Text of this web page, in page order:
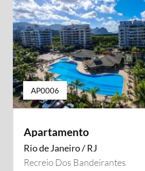
AP0006
Apartamento
Rio de Janeiro / RJ
Recreio Dos Bandeirantes